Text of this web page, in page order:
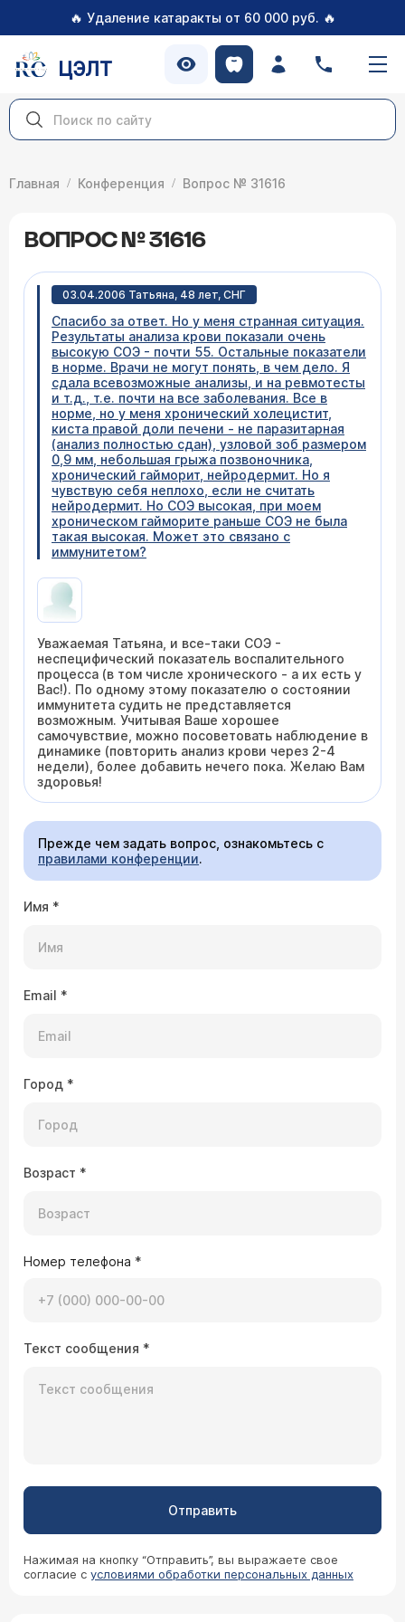
🔥 Удаление катаракты от 60 000 руб. 🔥
ЦЭЛТ
Главная Конференция Вопрос № 31616
ВОПРОС № 31616
03.04.2006 Татьяна, 48 лет, СНГ
Спасибо за ответ. Но у меня странная ситуация.
Результаты анализа крови показали очень
высокую СОЭ - почти 55. Остальные показатели
в норме. Врачи не могут понять, в чем дело. Я
сдала всевозможные анализы, и на ревмотесты
и т.д., т.е. почти на все заболевания. Все в
норме, но у меня хронический холецистит,
киста правой доли печени - не паразитарная
(анализ полностью сдан), узловой зоб размером
0,9 мм, небольшая грыжа позвоночника,
хронический гайморит, нейродермит. Но я
чувствую себя неплохо, если не считать
нейродермит. Но СОЭ высокая, при моем
хроническом гайморите раньше СОЭ не была
такая высокая. Может это связано с
иммунитетом?
Уважаемая Татьяна, и все-таки СОЭ -
неспецифический показатель воспалительного
процесса (в том числе хронического - а их есть у
Вас!). По одному этому показателю о состоянии
иммунитета судить не представляется
возможным. Учитывая Ваше хорошее
самочувствие, можно посоветовать наблюдение в
динамике (повторить анализ крови через 2-4
недели), более добавить нечего пока. Желаю Вам
здоровья!
Прежде чем задать вопрос, ознакомьтесь с
правилами конференции.
Имя *
Email *
Город *
Возраст *
Номер телефона *
Текст сообщения *
Отправить
Нажимая на кнопку “Отправить”, вы выражаете свое
согласие с условиями обработки персональных данных